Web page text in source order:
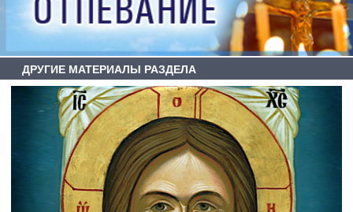
ДРУГИЕ МАТЕРИАЛЫ РАЗДЕЛА